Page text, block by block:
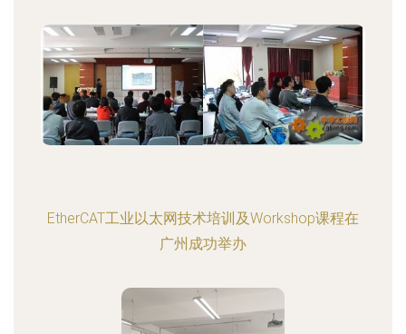
EtherCAT工业以太网技术培训及Workshop课程在
广州成功举办